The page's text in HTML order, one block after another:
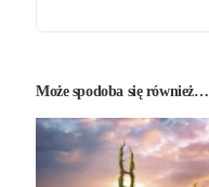
Może spodoba się również…